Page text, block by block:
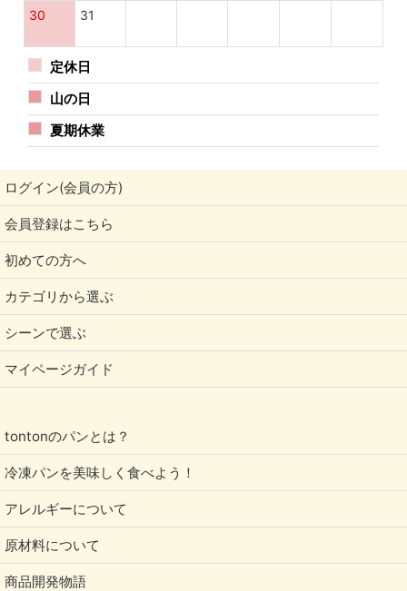
30 31
定休日
山の日
夏期休業
ログイン(会員の方)
会員登録はこちら
初めての方へ
カテゴリから選ぶ
シーンで選ぶ
マイページガイド
tontonのパンとは？
冷凍パンを美味しく食べよう！
アレルギーについて
原材料について
商品開発物語